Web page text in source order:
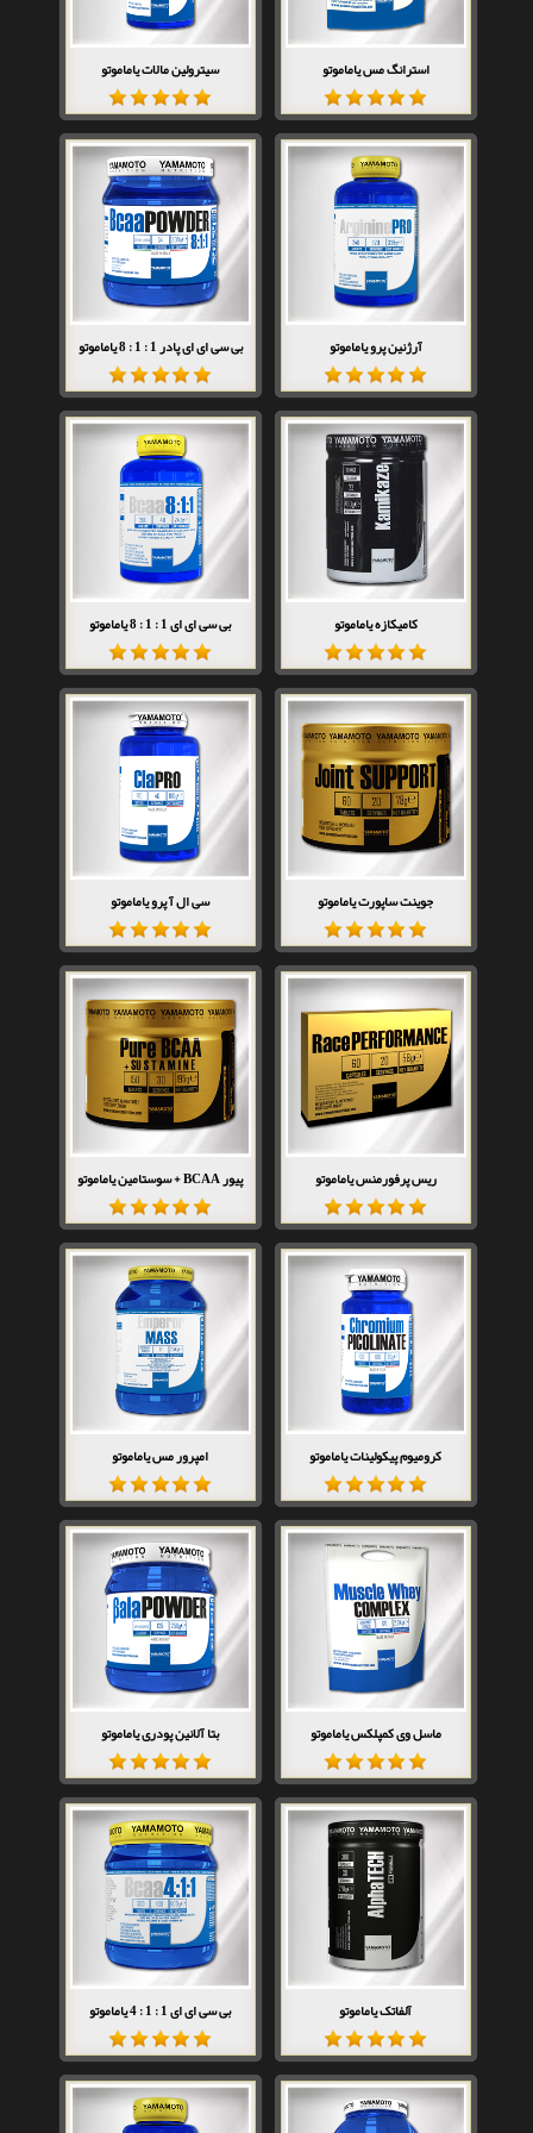
استرانگ مس یاماموتو سیترولین مالات یاماموتو
آرژنین پرو یاماموتو بی سی ای ای پادر 1 : 1 : 8 یاماموتو
کامیکازه یاماموتو بی سی ای ای 1 : 1 : 8 یاماموتو
جوینت ساپورت یاماموتو سی ال آ پرو یاماموتو
ریس پرفورمنس یاماموتو پیور BCAA + سوستامین یاماموتو
کرومیوم پیکولینات یاماموتو امپرور مس یاماموتو
ماسل وی کمپلکس یاماموتو بتا آلانین پودری یاماموتو
آلفاتک یاماموتو بی سی ای ای 1 : 1 : 4 یاماموتو